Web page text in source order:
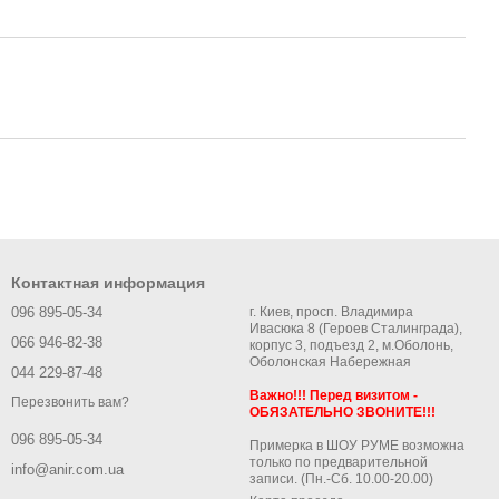
Контактная информация
096 895-05-34
066 946-82-38
044 229-87-48
Перезвонить вам?
096 895-05-34
info@anir.com.ua
г. Киев, просп. Владимира
Ивасюка 8 (Героев Сталинграда),
корпус 3, подъезд 2, м.Оболонь,
Оболонская Набережная
Важно!!! Перед визитом -
ОБЯЗАТЕЛЬНО ЗВОНИТЕ!!!
Примерка в ШОУ РУМЕ возможна
только по предварительной
записи. (Пн.-Сб. 10.00-20.00)